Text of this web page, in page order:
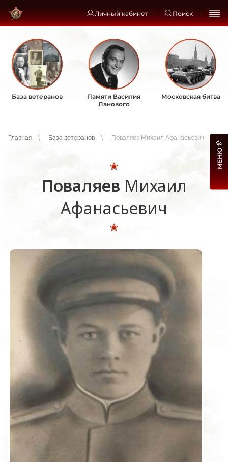
Личный кабинет Поиск
База ветеранов
Памяти Василия
Ланового
Московская битва
Главная База ветеранов Поваляев Михаил Афанасьевич
Поваляев Михаил
Афанасьевич
МЕНЮ